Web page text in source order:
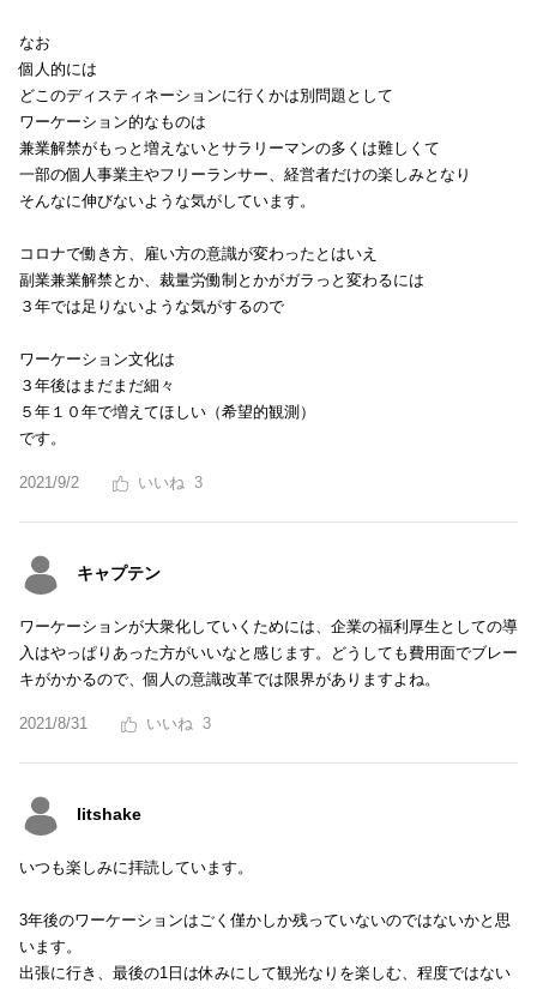
なお
個人的には
どこのディスティネーションに行くかは別問題として
ワーケーション的なものは
兼業解禁がもっと増えないとサラリーマンの多くは難しくて
一部の個人事業主やフリーランサー、経営者だけの楽しみとなり
そんなに伸びないような気がしています。
コロナで働き方、雇い方の意識が変わったとはいえ
副業兼業解禁とか、裁量労働制とかがガラっと変わるには
３年では足りないような気がするので
ワーケーション文化は
３年後はまだまだ細々
５年１０年で増えてほしい（希望的観測）
です。
2021/9/2 3
キャプテン
ワーケーションが大衆化していくためには、企業の福利厚生としての導
入はやっぱりあった方がいいなと感じます。どうしても費用面でブレー
キがかかるので、個人の意識改革では限界がありますよね。
2021/8/31 3
litshake
いつも楽しみに拝読しています。
3年後のワーケーションはごく僅かしか残っていないのではないかと思
います。
出張に行き、最後の1日は休みにして観光なりを楽しむ、程度ではない